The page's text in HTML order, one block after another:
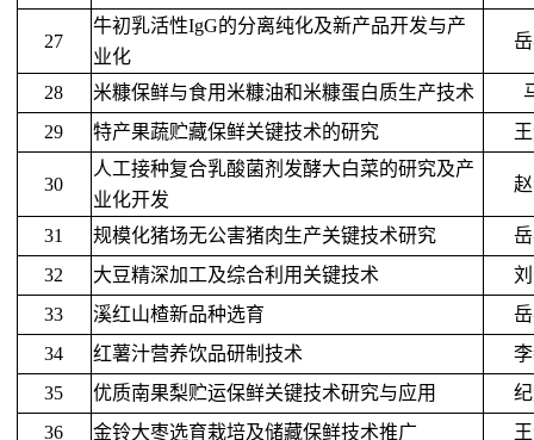
27
牛初乳活性IgG的分离纯化及新产品开发与产
业化
28 米糠保鲜与食用米糠油和米糠蛋白质生产技术
29 特产果蔬贮藏保鲜关键技术的研究
30
人工接种复合乳酸菌剂发酵大白菜的研究及产
业化开发
31 规模化猪场无公害猪肉生产关键技术研究
32
大豆精深加工及综合利用关键技术
33
溪红山楂新品种选育
34
红薯汁营养饮品研制技术
35
优质南果梨贮运保鲜关键技术研究与应用
36
金铃大枣选育栽培及储藏保鲜技术推广